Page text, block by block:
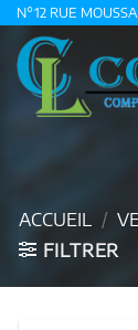
Passer
contenu
N°12 RUE
ACCUEIL /
FILTRER